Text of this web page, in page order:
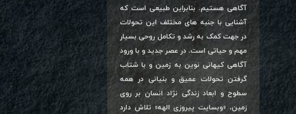
آگاهی هستیم. بنابراین طبیعی است که
آشنایی با جنبه های مختلف این تحولات
در جهت کمک به رشد و تکامل روحی بسیار
مهم و حیاتی است. در عصر جدید و با ورود
آگاهی کیهانی نوین به زمین و با شتاب
گرفتن تحولات عمیق و بنیانی در همه
سطوح و ابعاد زندگی نژاد انسان بر روی
زمین، «وبسایت پیروزی الهه» تلاش دارد